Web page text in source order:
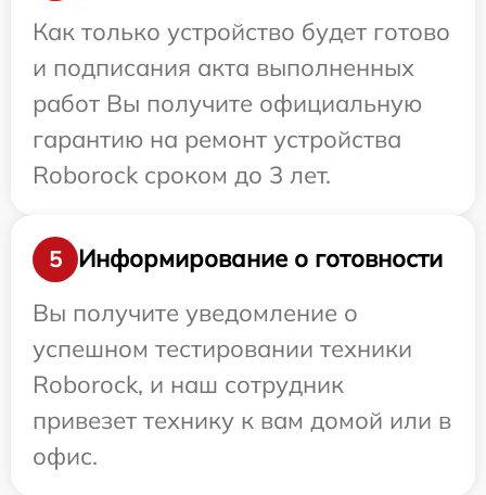
Как только устройство будет готово
и подписания акта выполненных
работ Вы получите официальную
гарантию на ремонт устройства
Roborock сроком до 3 лет.
5
Информирование о готовности
Вы получите уведомление о
успешном тестировании техники
Roborock, и наш сотрудник
привезет технику к вам домой или в
офис.